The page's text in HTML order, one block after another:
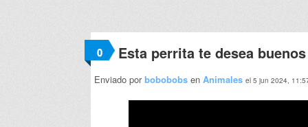
0 Esta perrita te desea
Enviado porbobobobs en Animales el 5 jun 2024,